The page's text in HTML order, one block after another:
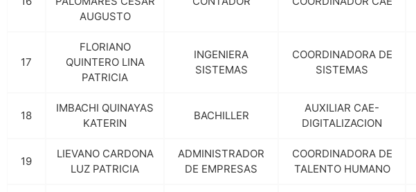
AUGUSTO
17
FLORIANO
QUINTERO LINA
PATRICIA
INGENIERA
SISTEMAS
COORDINADORA DE
SISTEMAS
18
IMBACHI QUINAYAS
KATERIN
BACHILLER
AUXILIAR CAE-
DIGITALIZACION
19
LIEVANO CARDONA
LUZ PATRICIA
ADMINISTRADOR
DE EMPRESAS
COORDINADORA DE
TALENTO HUMANO